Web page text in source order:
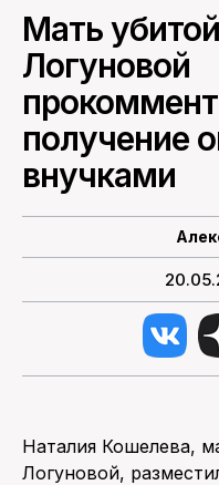
Все материалы
О НАС
Мать
Логуновой
получение
внучками
Наталия Кошелева,
Логуновой,